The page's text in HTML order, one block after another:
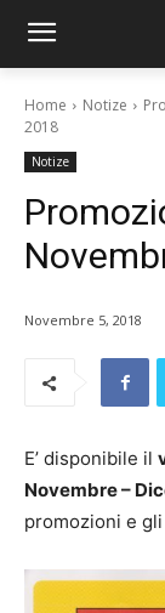
Home Notize
2018
Notize
Novembre 5, 2018
E’ disponibile il
Novembre –
promozioni e